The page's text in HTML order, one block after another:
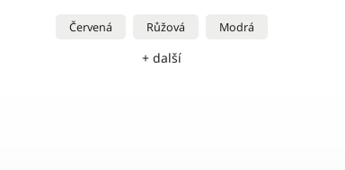
Červená Růžová Modrá
+ další